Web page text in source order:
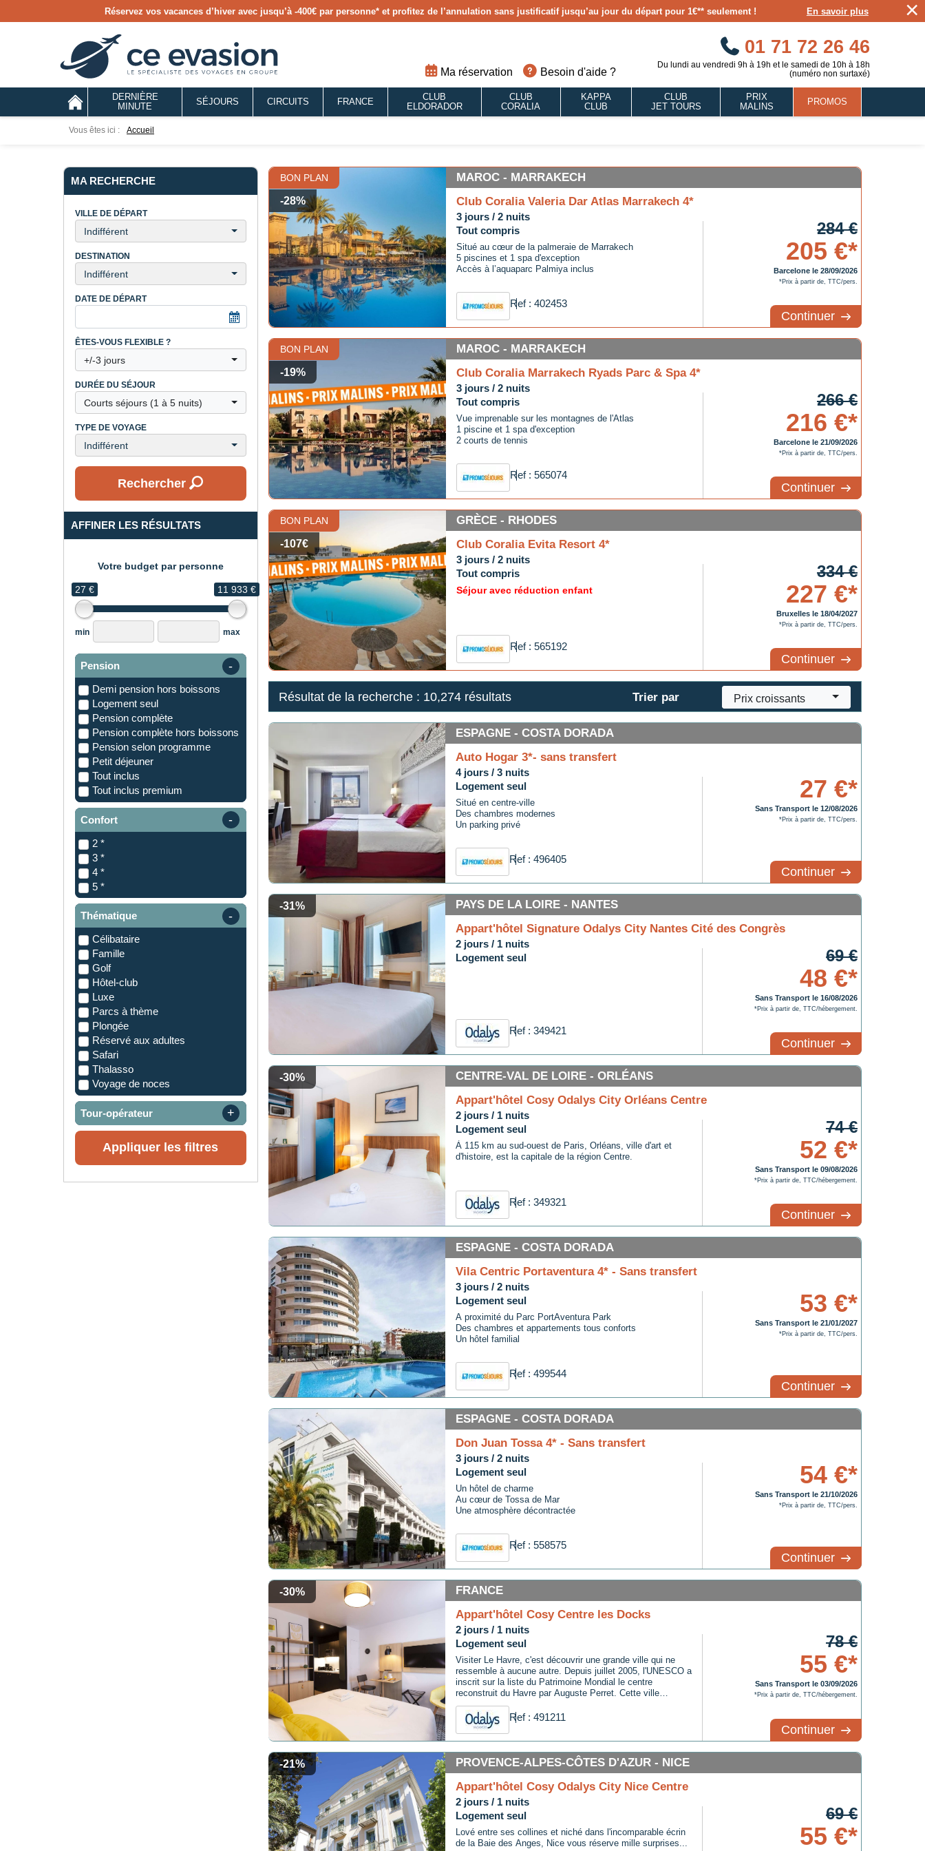
Réservez vos vacances d’hiver avec jusqu’à -400€ par personne* et profitez de l’annulation sans justificatif jusqu’au jour du départ pour 1€** seulement ! En savoir plus ×
Ma réservation Besoin d'aide ?
01 71 72 26 46
Du lundi au vendredi 9h à 19h et le samedi de 10h à 18h
(numéro non surtaxé)
DERNIÈRE
MINUTE
SÉJOURS CIRCUITS FRANCE
CLUB
ELDORADOR
CLUB
CORALIA
KAPPA
CLUB
CLUB
JET TOURS
PRIX
MALINS
PROMOS
Vous êtes ici : Accueil
MA RECHERCHE
VILLE DE DÉPART
Indifférent
DESTINATION
Indifférent
DATE DE DÉPART
ÊTES-VOUS FLEXIBLE ?
+/-3 jours
DURÉE DU SÉJOUR
Courts séjours (1 à 5 nuits)
TYPE DE VOYAGE
Indifférent
Rechercher
AFFINER LES RÉSULTATS
Votre budget par personne
27 € 11 933 €
min max
Pension
demi pension hors boissons
logement seul
pension complète
pension complète hors boissons
pension selon programme
petit déjeuner
tout inclus
tout inclus premium
Confort
2 *
3 *
4 *
5 *
Thématique
Célibataire
Famille
Golf
Hôtel-club
Luxe
Parcs à thème
Plongée
Réservé aux adultes
Safari
Thalasso
Voyage de noces
Tour-opérateur
Appliquer les filtres
BON PLAN
-28%
MAROC - MARRAKECH
Club Coralia Valeria Dar Atlas Marrakech 4*
3 jours / 2 nuits
Tout compris
Situé au cœur de la palmeraie de Marrakech
5 piscines et 1 spa d'exception
Accès à l’aquaparc Palmiya inclus
Ref : 402453
284 €
205 €*
Barcelone le 28/09/2026
*Prix à partir de, TTC/pers.
Continuer
BON PLAN
-19%
MAROC - MARRAKECH
Club Coralia Marrakech Ryads Parc & Spa 4*
3 jours / 2 nuits
Tout compris
Vue imprenable sur les montagnes de l'Atlas
1 piscine et 1 spa d'exception
2 courts de tennis
Ref : 565074
266 €
216 €*
Barcelone le 21/09/2026
*Prix à partir de, TTC/pers.
Continuer
BON PLAN
-107€
GRÈCE - RHODES
Club Coralia Evita Resort 4*
3 jours / 2 nuits
Tout compris
Séjour avec réduction enfant
Ref : 565192
334 €
227 €*
Bruxelles le 18/04/2027
*Prix à partir de, TTC/pers.
Continuer
Résultat de la recherche : 10,274 résultats Trier par Prix croissants
ESPAGNE - COSTA DORADA
Auto Hogar 3*- sans transfert
4 jours / 3 nuits
Logement seul
Situé en centre-ville
Des chambres modernes
Un parking privé
Ref : 496405
27 €*
Sans Transport le 12/08/2026
*Prix à partir de, TTC/pers.
Continuer
-31%
PAYS DE LA LOIRE - NANTES
Appart'hôtel Signature Odalys City Nantes Cité des Congrès
2 jours / 1 nuits
Logement seul
Ref : 349421
69 €
48 €*
Sans Transport le 16/08/2026
*Prix à partir de, TTC/hébergement.
Continuer
-30%
CENTRE-VAL DE LOIRE - ORLÉANS
Appart'hôtel Cosy Odalys City Orléans Centre
2 jours / 1 nuits
Logement seul
À 115 km au sud-ouest de Paris, Orléans, ville d'art et
d'histoire, est la capitale de la région Centre.
Ref : 349321
74 €
52 €*
Sans Transport le 09/08/2026
*Prix à partir de, TTC/hébergement.
Continuer
ESPAGNE - COSTA DORADA
Vila Centric Portaventura 4* - Sans transfert
3 jours / 2 nuits
Logement seul
A proximité du Parc PortAventura Park
Des chambres et appartements tous conforts
Un hôtel familial
Ref : 499544
53 €*
Sans Transport le 21/01/2027
*Prix à partir de, TTC/pers.
Continuer
ESPAGNE - COSTA DORADA
Don Juan Tossa 4* - Sans transfert
3 jours / 2 nuits
Logement seul
Un hôtel de charme
Au cœur de Tossa de Mar
Une atmosphère décontractée
Ref : 558575
54 €*
Sans Transport le 21/10/2026
*Prix à partir de, TTC/pers.
Continuer
-30%
FRANCE
Appart'hôtel Cosy Centre les Docks
2 jours / 1 nuits
Logement seul
Visiter Le Havre, c'est découvrir une grande ville qui ne
ressemble à aucune autre. Depuis juillet 2005, l'UNESCO a
inscrit sur la liste du Patrimoine Mondial le centre
reconstruit du Havre par Auguste Perret. Cette ville
atypique, résolument moderne et en bord de mer, pourrait
bien vous surprendre... !
Ref : 491211
78 €
55 €*
Sans Transport le 03/09/2026
*Prix à partir de, TTC/hébergement.
Continuer
-21%
PROVENCE-ALPES-CÔTES D'AZUR - NICE
Appart'hôtel Cosy Odalys City Nice Centre
2 jours / 1 nuits
Logement seul
Lové entre ses collines et niché dans l'incomparable écrin
de la Baie des Anges, Nice vous réserve mille surprises...
69 €
55 €*